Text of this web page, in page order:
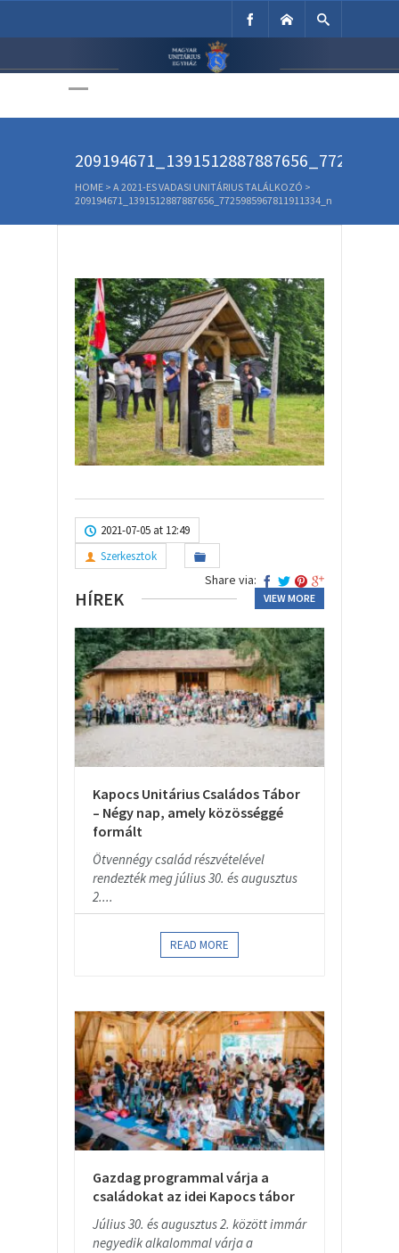
Unitárius Egyház
HOME > A 2021-ES VADASI UNITÁRIUS TALÁLKOZÓ >
209194671_1391512887887656_7725985967811911334_n
2021-07-05 at 12:49
Szerkesztok
Share via:
HÍREK VIEW MORE
Kapocs Unitárius Családos Tábor
– Négy nap, amely közösséggé
formált
Ötvennégy család részvételével
rendezték meg július 30. és augusztus
2....
READ MORE
Gazdag programmal várja a
családokat az idei Kapocs tábor
Július 30. és augusztus 2. között immár
negyedik alkalommal várja a